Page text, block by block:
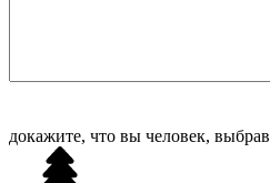
докажите, что вы человек, выбрав